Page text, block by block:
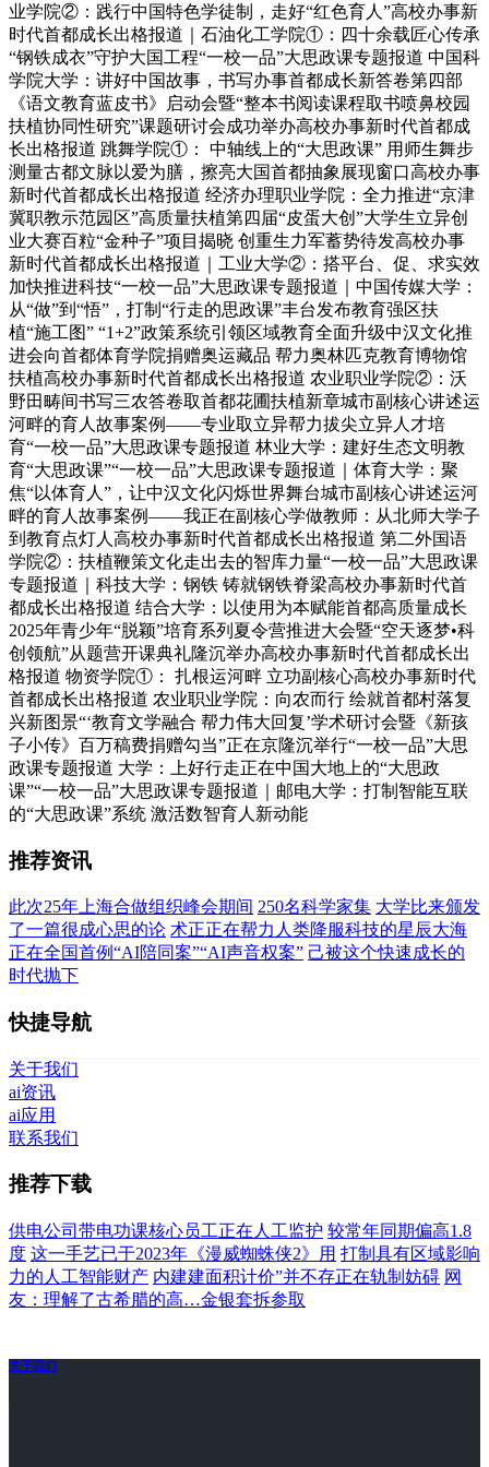
业学院②：践行中国特色学徒制，走好“红色育人”高校办事新
时代首都成长出格报道｜石油化工学院①：四十余载匠心传承
“钢铁成衣”守护大国工程“一校一品”大思政课专题报道 中国科
学院大学：讲好中国故事，书写办事首都成长新答卷第四部
《语文教育蓝皮书》启动会暨“整本书阅读课程取书喷鼻校园
扶植协同性研究”课题研讨会成功举办高校办事新时代首都成
长出格报道 跳舞学院①： 中轴线上的“大思政课” 用师生舞步
测量古都文脉以爱为膳，擦亮大国首都抽象展现窗口高校办事
新时代首都成长出格报道 经济办理职业学院：全力推进“京津
冀职教示范园区”高质量扶植第四届“皮蛋大创”大学生立异创
业大赛百粒“金种子”项目揭晓 创重生力军蓄势待发高校办事
新时代首都成长出格报道｜工业大学②：搭平台、促、求实效
加快推进科技“一校一品”大思政课专题报道｜中国传媒大学：
从“做”到“悟”，打制“行走的思政课”丰台发布教育强区扶
植“施工图” “1+2”政策系统引领区域教育全面升级中汉文化推
进会向首都体育学院捐赠奥运藏品 帮力奥林匹克教育博物馆
扶植高校办事新时代首都成长出格报道 农业职业学院②：沃
野田畴间书写三农答卷取首都花圃扶植新章城市副核心讲述运
河畔的育人故事案例——专业取立异帮力拔尖立异人才培
育“一校一品”大思政课专题报道 林业大学：建好生态文明教
育“大思政课”“一校一品”大思政课专题报道｜体育大学：聚
焦“以体育人”，让中汉文化闪烁世界舞台城市副核心讲述运河
畔的育人故事案例——我正在副核心学做教师：从北师大学子
到教育点灯人高校办事新时代首都成长出格报道 第二外国语
学院②：扶植鞭策文化走出去的智库力量“一校一品”大思政课
专题报道｜科技大学：钢铁 铸就钢铁脊梁高校办事新时代首
都成长出格报道 结合大学：以使用为本赋能首都高质量成长
2025年青少年“脱颖”培育系列夏令营推进大会暨“空天逐梦•科
创领航”从题营开课典礼隆沉举办高校办事新时代首都成长出
格报道 物资学院①： 扎根运河畔 立功副核心高校办事新时代
首都成长出格报道 农业职业学院：向农而行 绘就首都村落复
兴新图景“‘教育文学融合 帮力伟大回复’学术研讨会暨《新孩
子小传》百万稿费捐赠勾当”正在京隆沉举行“一校一品”大思
政课专题报道 大学：上好行走正在中国大地上的“大思政
课”“一校一品”大思政课专题报道｜邮电大学：打制智能互联
的“大思政课”系统 激活数智育人新动能
推荐资讯
此次25年上海合做组织峰会期间 250名科学家集 大学比来颁发
了一篇很成心思的论 术正正在帮力人类降服科技的星辰大海
正在全国首例“AI陪同案”“AI声音权案” 己被这个快速成长的
时代抛下
快捷导航
关于我们
ai资讯
ai应用
联系我们
推荐下载
供电公司带电功课核心员工正在人工监护 较常年同期偏高1.8
度 这一手艺已于2023年《漫威蜘蛛侠2》用 打制具有区域影响
力的人工智能财产 内建建面积计价”并不存正在轨制妨碍 网
友：理解了古希腊的高…金银套拆参取
关于我们